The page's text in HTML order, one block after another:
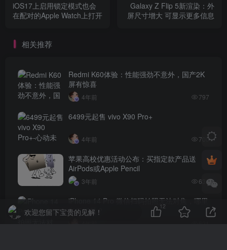
iOS17上启用锁定模式也会
在配对的Apple Watch上打开
Galaxy Z Flip 5新渲染：外
屏尺寸增大 可显示更多信息
相关推荐
Redmi K60体验：性能强劲不意外，国产2K
屏有惊喜
4年前 797
6499元起售 vivo X90 Pro+
4年前 700
苹果高校优惠活动公布：买指定款产品送
AirPods或Apple Pencil
3年前 631
iPhone 14 Pro 微信扫码拍照无法对焦，哪里
出了问题？
欢迎您留下宝贵的见解！
12